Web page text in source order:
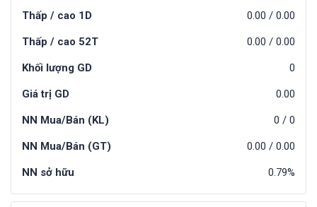
Thấp / cao 1D 0.00
/
0.00
Thấp / cao 52T 0.00
/
0.00
Khối lượng GD 0
Giá trị GD 0.00
NN Mua/Bán (KL) 0
/
0
NN Mua/Bán (GT) 0.00
/
0.00
NN sở hữu 0.79%